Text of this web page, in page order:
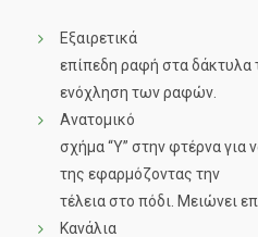
Εξαιρετικά
επίπεδη ραφή στα δάκτυλα
ενόχληση των ραφών.
Ανατομικό
σχήμα “Υ” στην φτέρνα για
της εφαρμόζοντας την
τέλεια στο πόδι. Μειώνει
Κανάλια